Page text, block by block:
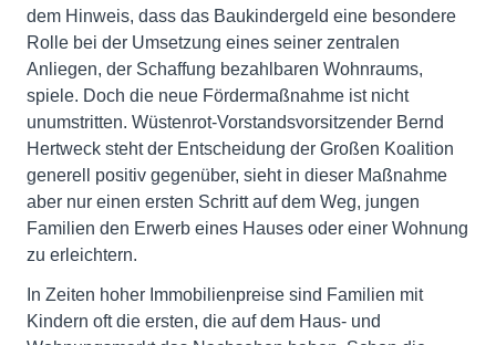
dem Hinweis, dass das Baukindergeld eine besondere
Rolle bei der Umsetzung eines seiner zentralen
Anliegen, der Schaffung bezahlbaren Wohnraums,
spiele. Doch die neue Fördermaßnahme ist nicht
unumstritten. Wüstenrot-Vorstandsvorsitzender Bernd
Hertweck steht der Entscheidung der Großen Koalition
generell positiv gegenüber, sieht in dieser Maßnahme
aber nur einen ersten Schritt auf dem Weg, jungen
Familien den Erwerb eines Hauses oder einer Wohnung
zu erleichtern.
In Zeiten hoher Immobilienpreise sind Familien mit
Kindern oft die ersten, die auf dem Haus- und